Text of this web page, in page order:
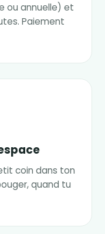
ou annuelle) et
Paiement
coin dans ton
quand tu